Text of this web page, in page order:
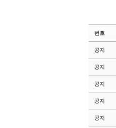
번호
공지
공지
공지
공지
공지